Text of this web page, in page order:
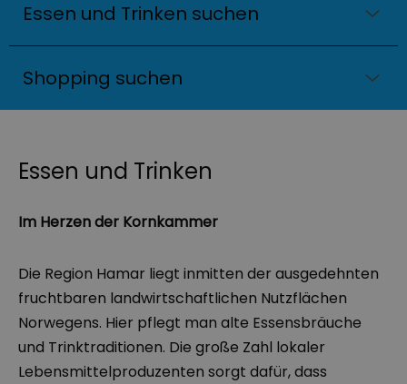
Essen und Trinken suchen
Shopping suchen
Essen und Trinken
Im Herzen der Kornkammer
Die Region Hamar liegt inmitten der ausgedehnten
fruchtbaren landwirtschaftlichen Nutzflächen
Norwegens. Hier pflegt man alte Essensbräuche
und Trinktraditionen. Die große Zahl lokaler
Lebensmittelproduzenten sorgt dafür, dass